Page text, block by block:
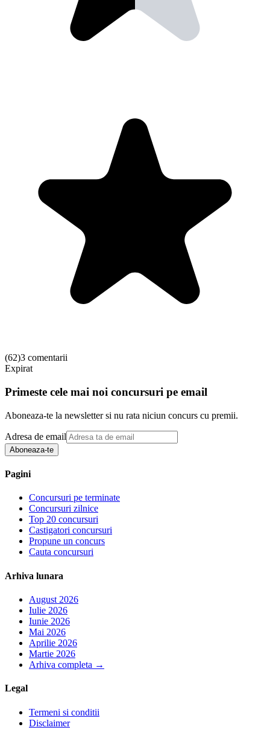
(62)3 comentarii
Expirat
Primeste cele mai noi concursuri pe email
Aboneaza-te la newsletter si nu rata niciun concurs cu premii.
Adresa de email
Aboneaza-te
Pagini
Concursuri pe terminate
Concursuri zilnice
Top 20 concursuri
Castigatori concursuri
Propune un concurs
Cauta concursuri
Arhiva lunara
August 2026
Iulie 2026
Iunie 2026
Mai 2026
Aprilie 2026
Martie 2026
Arhiva completa →
Legal
Termeni si conditii
Disclaimer